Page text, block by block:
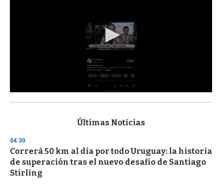
s
d
s
o
f
3
Últimas Noticias
04:30
Correrá 50 km al día por todo Uruguay: la historia
de superación tras el nuevo desafío de Santiago
Stirling